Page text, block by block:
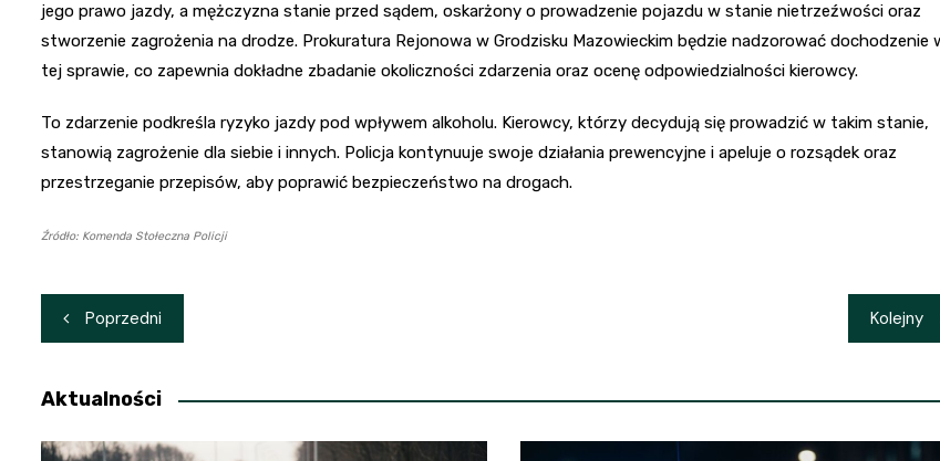
jego prawo jazdy, a mężczyzna stanie przed sądem, oskarżony o prowadzenie pojazdu w stanie nietrzeźwości oraz
stworzenie zagrożenia na drodze. Prokuratura Rejonowa w Grodzisku Mazowieckim będzie nadzorować dochodzenie
tej sprawie, co zapewnia dokładne zbadanie okoliczności zdarzenia oraz ocenę odpowiedzialności kierowcy.
To zdarzenie podkreśla ryzyko jazdy pod wpływem alkoholu. Kierowcy, którzy decydują się prowadzić w takim stanie,
stanowią zagrożenie dla siebie i innych. Policja kontynuuje swoje działania prewencyjne i apeluje o rozsądek oraz
przestrzeganie przepisów, aby poprawić bezpieczeństwo na drogach.
Źródło: Komenda Stołeczna Policji
Nawigacja
wpisu
Poprzedni Kolejny
Aktualności